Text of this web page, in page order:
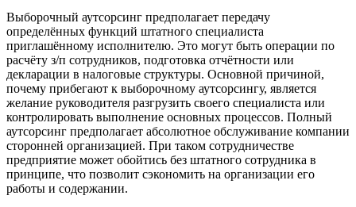
Выборочный аутсорсинг предполагает передачу
определённых функций штатного специалиста
приглашённому исполнителю. Это могут быть операции по
расчёту з/п сотрудников, подготовка отчётности или
декларации в налоговые структуры. Основной причиной,
почему прибегают к выборочному аутсорсингу, является
желание руководителя разгрузить своего специалиста или
контролировать выполнение основных процессов. Полный
аутсорсинг предполагает абсолютное обслуживание компании
сторонней организацией. При таком сотрудничестве
предприятие может обойтись без штатного сотрудника в
принципе, что позволит сэкономить на организации его
работы и содержании.